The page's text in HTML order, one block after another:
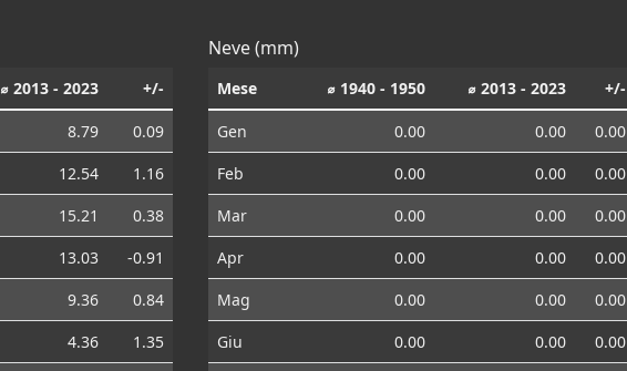
⌀ 2013 - 2023 +/-
8.79
0.09
12.54
1.16
15.21
0.38
13.03
-0.91
9.36
0.84
4.36
1.35
Neve (mm)
Mese ⌀ 1940 - 1950 ⌀ 2013 - 2023 +/-
Gen 0.00 0.00
0.00
Feb
0.00 0.00
0.00
Mar
0.00 0.00
0.00
Apr
0.00 0.00
0.00
Mag
0.00 0.00
0.00
Giu
0.00 0.00
0.00